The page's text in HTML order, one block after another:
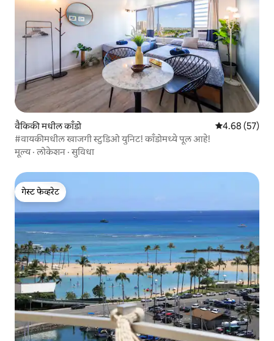
वैकिकी मधील काँडो 5 पैकी 4.68
4.68 (57)
#वायकीमधील खाजगी स्टुडिओ युनिट! काँडोमध्ये पूल आहे!
मूल्य·लोकेशन ·सुविधा
गेस्ट फेव्हरेट
गेस्ट फेव्हरेट